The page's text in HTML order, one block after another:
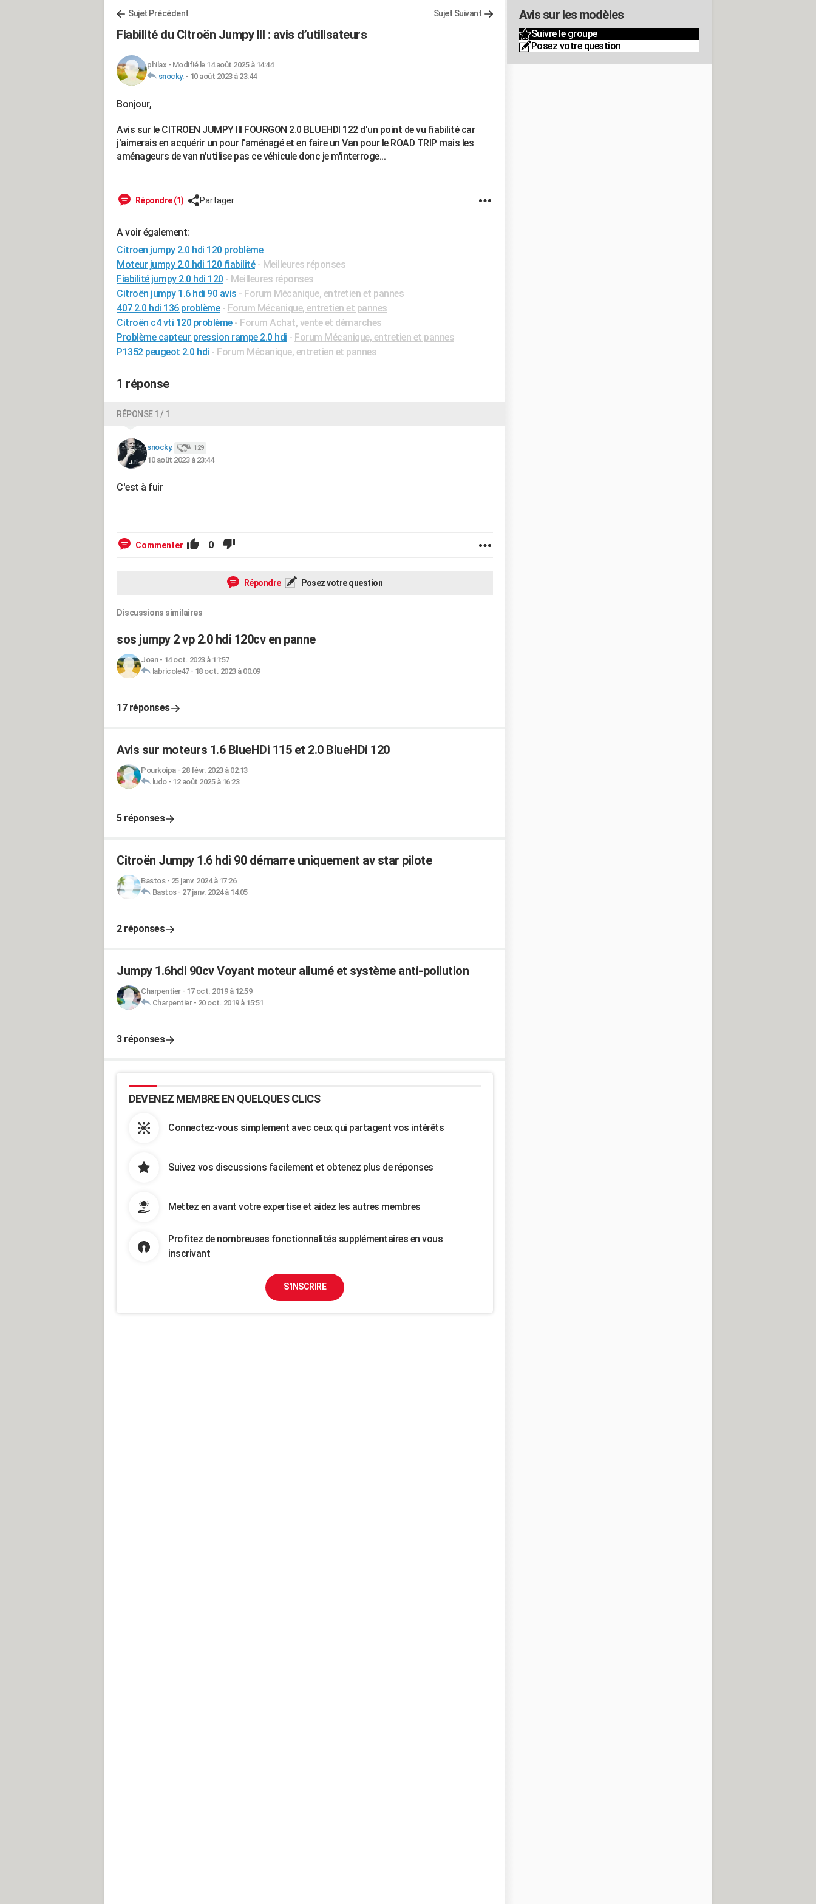
Sujet Précédent Sujet Suivant
Fiabilité du Citroën Jumpy III : avis d’utilisateurs
philax - Modifié le 14 août 2025 à 14:44
snocky. - 10 août 2023 à 23:44
Bonjour,
Avis sur le CITROEN JUMPY III FOURGON 2.0 BLUEHDI 122 d'un point de vu fiabilité car
j'aimerais en acquérir un pour l'aménagé et en faire un Van pour le ROAD TRIP mais les
aménageurs de van n'utilise pas ce véhicule donc je m'interroge...
Répondre (1) Partager
A voir également:
Citroen jumpy 2.0 hdi 120 problème
Moteur jumpy 2.0 hdi 120 fiabilité - Meilleures réponses
Fiabilité jumpy 2.0 hdi 120 - Meilleures réponses
Citroën jumpy 1.6 hdi 90 avis - Forum Mécanique, entretien et pannes
407 2.0 hdi 136 problème - Forum Mécanique, entretien et pannes
Citroën c4 vti 120 problème - Forum Achat, vente et démarches
Problème capteur pression rampe 2.0 hdi - Forum Mécanique, entretien et pannes
P1352 peugeot 2.0 hdi - Forum Mécanique, entretien et pannes
1 réponse
RÉPONSE 1 / 1
snocky. 129
10 août 2023 à 23:44
C'est à fuir
Commenter 0
Répondre Posez votre question
Discussions similaires
sos jumpy 2 vp 2.0 hdi 120cv en panne
Joan- 14 oct. 2023 à 11:57
labricole47- 18 oct. 2023 à 00:09
17 réponses
Avis sur moteurs 1.6 BlueHDi 115 et 2.0 BlueHDi 120
Pourkoipa- 28 févr. 2023 à 02:13
ludo- 12 août 2025 à 16:23
5 réponses
Citroën Jumpy 1.6 hdi 90 démarre uniquement av star pilote
Bastos- 25 janv. 2024 à 17:26
Bastos- 27 janv. 2024 à 14:05
2 réponses
Jumpy 1.6hdi 90cv Voyant moteur allumé et système anti-pollution
Charpentier- 17 oct. 2019 à 12:59
Charpentier- 20 oct. 2019 à 15:51
3 réponses
DEVENEZ MEMBRE EN QUELQUES CLICS
Connectez-vous simplement avec ceux qui partagent vos intérêts
Suivez vos discussions facilement et obtenez plus de réponses
Mettez en avant votre expertise et aidez les autres membres
Profitez de nombreuses fonctionnalités supplémentaires en vous
inscrivant
S'INSCRIRE
Avis sur les modèles
Suivre le groupe
Posez votre question